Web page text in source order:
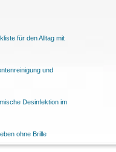
für den Alltag mit
und
Desinfektion im
ohne Brille